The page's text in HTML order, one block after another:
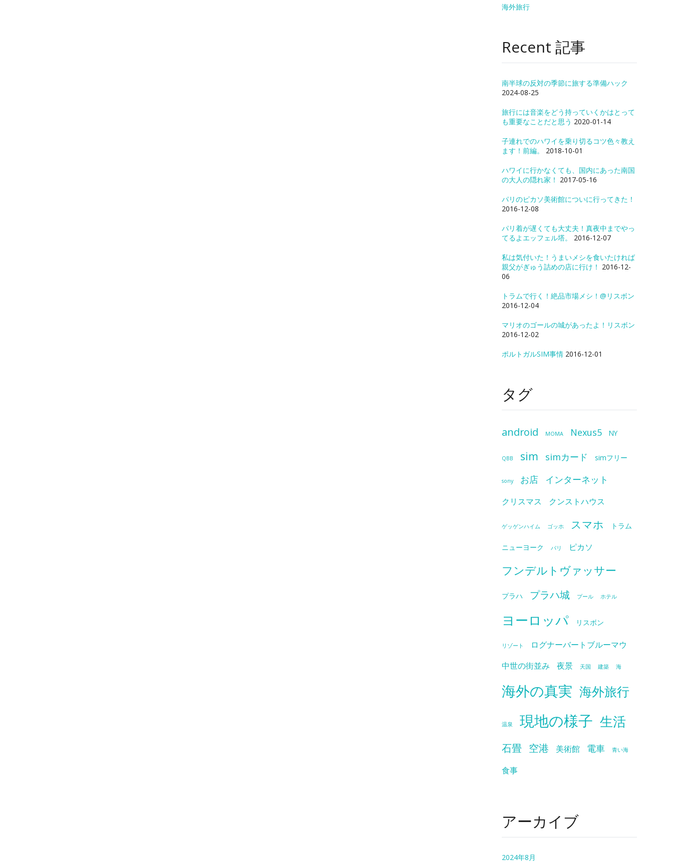
海外旅行
Recent 記事
南半球の反対の季節に旅する準備ハック
2024-08-25
旅行には音楽をどう持っていくかはとって
も重要なことだと思う 2020-01-14
子連れでのハワイを乗り切るコツ色々教え
ます！前編。
2018-10-01
ハワイに行かなくても、国内にあった南国
の大人の隠れ家！ 2017-05-16
パリのピカソ美術館についに行ってきた！
2016-12-08
パリ着が遅くても大丈夫！真夜中までやっ
てるよエッフェル塔。
2016-12-07
私は気付いた！うまいメシを食いたければ
親父がぎゅう詰めの店に行け！ 2016-12-
06
トラムで行く！絶品市場メシ！@リスボン
2016-12-04
マリオのゴールの城があったよ！リスボン
2016-12-02
ポルトガルSIM事情 2016-12-01
タグ
android MOMA Nexus5 NY
QBB sim simカード simフリー
sony お店 インターネット
クリスマス クンストハウス
ゲッゲンハイム ゴッホ スマホ トラム
ニューヨーク パリ ピカソ
フンデルトヴァッサー
プラハ プラハ城 プール ホテル
ヨーロッパ リスボン
リゾート
ログナーバートブルーマウ
中世の街並み
夜景 天国 建築 海
海外の真実 海外旅行
温泉 現地の様子 生活
石畳 空港 美術館 電車 青い海
食事
アーカイブ
2024年8月